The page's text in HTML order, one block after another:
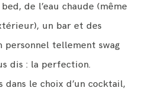
de l’eau chaude (même
un bar et des
tellement swag
dis : la perfection.
dans le choix d’un cocktail,